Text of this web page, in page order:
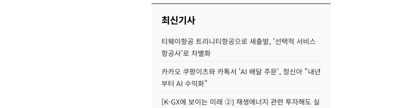
최신기사
티웨이항공 트리니티항공으로 새출발, '선택적 서비스
항공사'로 차별화
카카오 쿠팡이츠와 카톡서 'AI 배달 주문', 정신아 "내년
부터 AI 수익화"
[K-GX에 보이는 미래 ②] 재생에너지 관련 투자해도 실